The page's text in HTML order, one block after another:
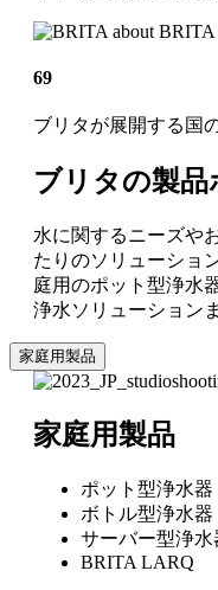
69
ブリタが展開する国
ブリタの製
水に関するニーズや
たりのソリューショ
庭用のポット型浄水
浄水ソリューション
家庭用製品
家庭用製品
ポット型浄水器
ボトル型浄水器
サーバー型浄水
BRITA LARQ